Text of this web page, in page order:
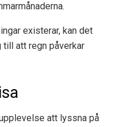
existerar, kan det
att regn påverkar
att lyssna på